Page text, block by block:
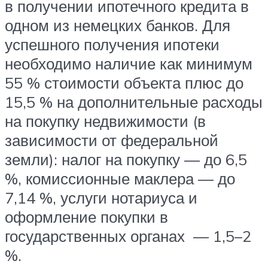
в получении ипотечного кредита в
одном из немецких банков. Для
успешного получения ипотеки
необходимо наличие как минимум
55 % стоимости объекта плюс до
15,5 % на дополнительные расходы
на покупку недвижимости (в
зависимости от федеральной
земли): налог на покупку — до 6,5
%, комиссионные маклера — до
7,14 %, услуги нотариуса и
оформление покупки в
государственных органах — 1,5–2
%.